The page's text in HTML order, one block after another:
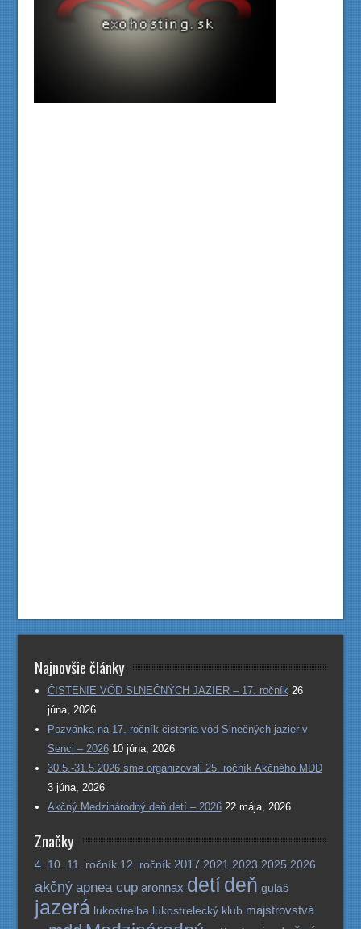
Najnovšie články
ČISTENIE VÔD SLNEČNÝCH JAZIER – 17. ročník 26
júna, 2026
Pozvánka na 17. ročník čistenia vôd Slnečných jazier v
Senci – 2026 10 júna, 2026
30.5.-31.5.2026 sme organizovali 25. ročník Akčného MDD
3 júna, 2026
Akčný Medzinárodný deň detí – 2026 22 mája, 2026
Značky
4. 10. 11. ročník 12. ročník 2017 2021 2023 2025 2026
akčný apnea cup aronnax detídeň guláš
jazerá lukostrelba lukostrelecký klub majstrovstvá